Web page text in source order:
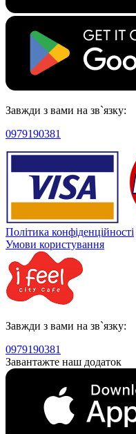
Завжди з вами на зв`язку:
0979190381
Політика конфіденційності
Умови користування
Завжди з вами на зв`язку:
0979190381
Завантажте наш додаток